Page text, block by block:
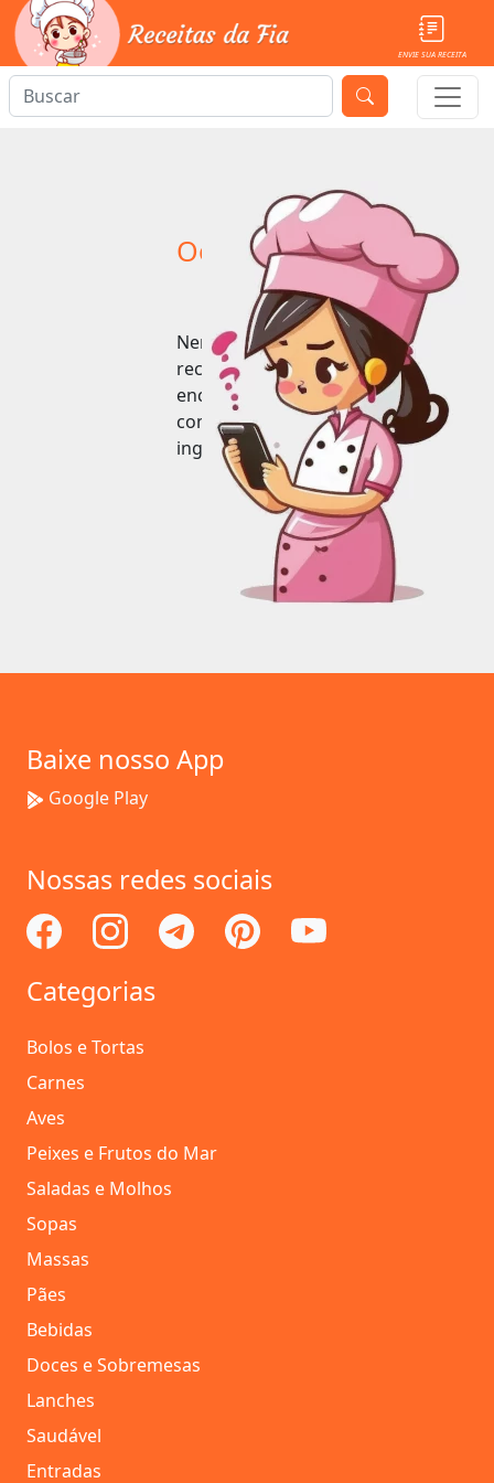
ENVIE SUA RECEITA
Ooops!
Nenhuma
receita
encontrada
com esse
ingrediente.
Baixe nosso App
Google Play
Nossas redes sociais
Categorias
Bolos e Tortas
Carnes
Aves
Peixes e Frutos do Mar
Saladas e Molhos
Sopas
Massas
Pães
Bebidas
Doces e Sobremesas
Lanches
Saudável
Entradas